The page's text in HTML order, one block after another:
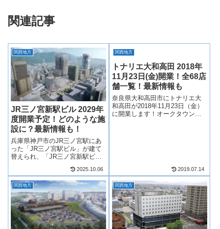
関連記事
関西地方
JR三ノ宮新駅ビル 2029年
度開業予定！どのような施
設に？最新情報も！
兵庫県神戸市のJR三ノ宮駅にあ
った「JR三ノ宮駅ビル」が建て
替えられ、「JR三ノ宮新駅ビ
新駅ビルにはホテル、オフィ
ス、大型商業施設で構成され、
商業施設には様々なジャンルの
店舗が複数出店予定！そんな、
JR三ノ...
2025.10.06
関西地方
トナリエ大和高田 2018年
11月23日(金)開業！全68店
舗一覧！最新情報も
奈良県大和高田市にトナリエ大
和高田が2018年11月23日（金）
に開業します！オークタウン大
2019.07.14
関西地方 関西地方